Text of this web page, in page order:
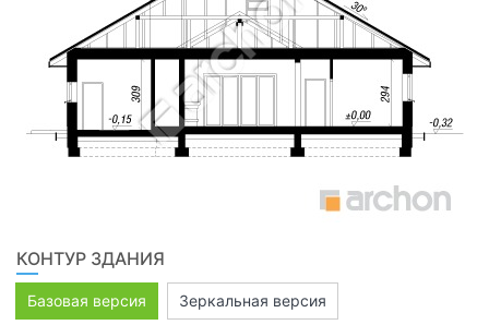
КОНТУР ЗДАНИЯ
Базовая версия Зеркальная версия